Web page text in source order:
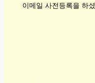
이메일 사전등록을 하